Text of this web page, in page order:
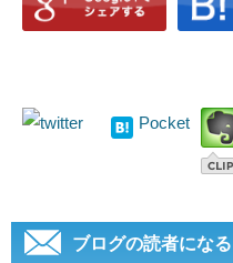
Pocket
ブログの読者になる